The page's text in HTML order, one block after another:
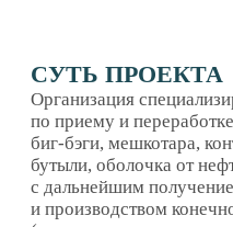
Дальнейшая перспектива —
ассортимента выпускаемой
гранулята (пленка, черепица,
и пр.).